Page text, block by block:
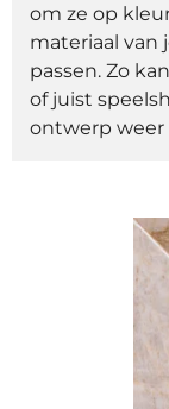
om ze op
materiaal van
passen. Zo
of juist
ontwerp